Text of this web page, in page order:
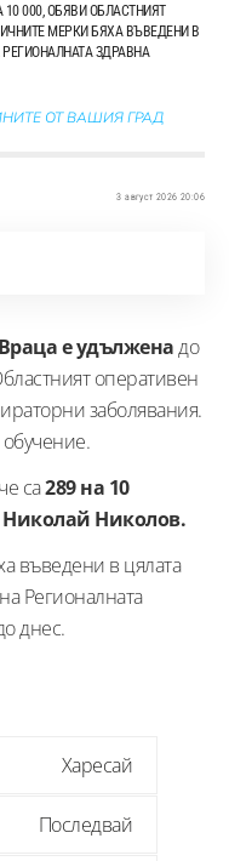
000, ОБЯВИ ОБЛАСТНИЯТ
МЕРКИ БЯХА ВЪВЕДЕНИ В
ЗДРАВНА
ОТ ВАШИЯ ГРАД
3 август 2026 20:06
е удълженадо
оперативен
заболявания.
са289 на 10
Николай Николов.
въведени в цялата
Регионалната
днес.
Харесай
Последвай